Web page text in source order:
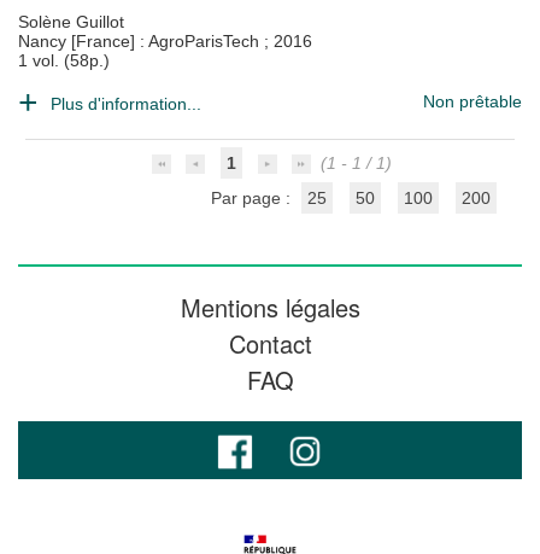
Solène Guillot
Nancy [France] : AgroParisTech ; 2016
1 vol. (58p.)
Plus d'information... Non prêtable
1
(1 - 1 / 1)
Par page :
25 50 100 200
Mentions légales
Contact
FAQ